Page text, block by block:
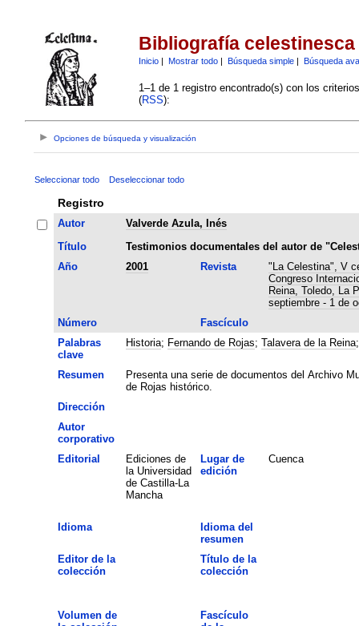
Bibliografía celestinesca
Inicio| Mostrar todo| Búsqueda simple| Búsqueda
1–1 de 1 registro encontrado(s) con los
(RSS):
Opciones de búsqueda y visualización
Seleccionar todo Deseleccionar todo
Registro
Autor
Valverde Azula, Inés
Título
Testimonios documentales del autor de
Año
2001 Revista
"La Celestina", V
Congreso
Reina, Toledo, La
septiembre - 1 de
Número
Fascículo
Palabras
clave
Historia; Fernando de Rojas; Talavera de la Reina
Resumen
Presenta una serie de documentos del Archivo
de Rojas histórico.
Dirección
Autor
corporativo
Editorial
Ediciones de
la Universidad
de Castilla-La
Mancha
Lugar de
edición
Cuenca
Idioma
Idioma del
resumen
Editor de la
colección
Título de la
colección
Volumen de
Fascículo